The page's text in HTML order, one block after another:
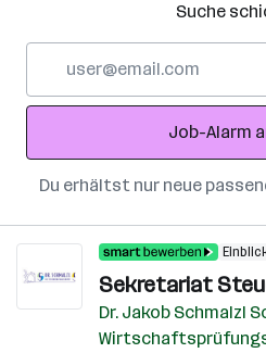
Suche
Adresse
Job-Alarm
Du erhältst nur neue
Sekretariat
Dr. Jakob Schmalzl